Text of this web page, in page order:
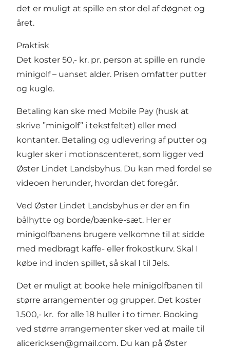
det er muligt at spille en stor del af døgnet og
året.
Praktisk
Det koster 50,- kr. pr. person at spille en runde
minigolf – uanset alder. Prisen omfatter putter
og kugle.
Betaling kan ske med Mobile Pay (husk at
skrive ”minigolf” i tekstfeltet) eller med
kontanter. Betaling og udlevering af putter og
kugler sker i motionscenteret, som ligger ved
Øster Lindet Landsbyhus. Du kan med fordel se
videoen herunder, hvordan det foregår.
Ved Øster Lindet Landsbyhus er der en fin
bålhytte og borde/bænke-sæt. Her er
minigolfbanens brugere velkomne til at sidde
med medbragt kaffe- eller frokostkurv. Skal I
købe ind inden spillet, så skal I til Jels.
Det er muligt at booke hele minigolfbanen til
større arrangementer og grupper. Det koster
1.500,- kr. for alle 18 huller i to timer. Booking
ved større arrangementer sker ved at maile til
alicericksen@gmail.com. Du kan på Øster